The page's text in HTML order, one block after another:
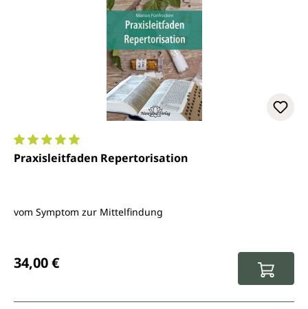
Durchschnittliche Bewertung von 5 von 5 Sternen
Praxisleitfaden Repertorisation
vom Symptom zur Mittelfindung
34,00 €